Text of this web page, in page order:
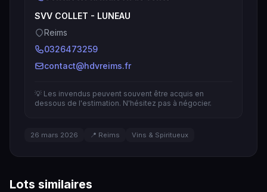
SVV COLLET - LUNEAU
Reims
0326473259
contact@hdvreims.fr
💡 Les invendus peuvent souvent être acquis en
dessous de l'estimation. N'hésitez pas à négocier.
26 mars 2026 📍 Reims Vins & Spiritueux
Lots similaires